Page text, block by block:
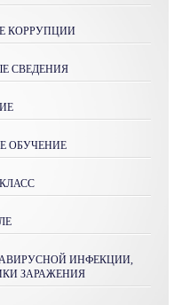
КОРРУПЦИИ
СВЕДЕНИЯ
ОБУЧЕНИЕ
ИНФЕКЦИИ,
ЗАРАЖЕНИЯ